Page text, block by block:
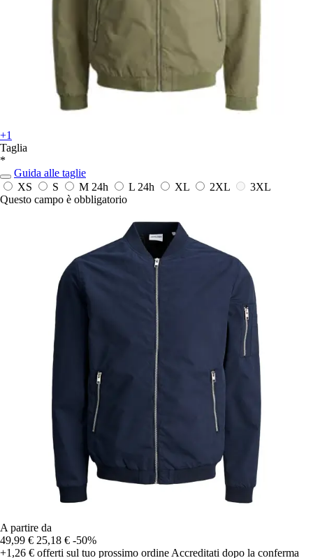
+1
Taglia
*
Guida alle taglie
XS
S M 24h L 24h XL 2XL
3XL
Questo campo è obbligatorio
A partire da
49,99 € 25,18 € -50%
+1,26 € offerti sul tuo prossimo ordine Accreditati dopo la conferma